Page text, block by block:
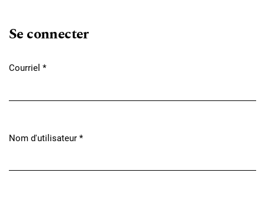
Se connecter
Courriel *
Nom d'utilisateur *